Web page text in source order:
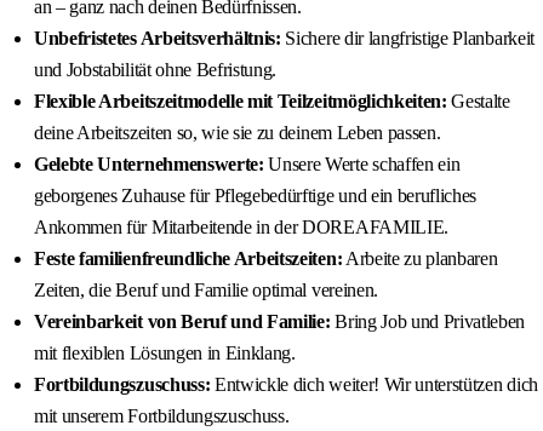
an – ganz nach deinen Bedürfnissen.
Unbefristetes Arbeitsverhältnis: Sichere dir langfristige Planbarkeit
und Jobstabilität ohne Befristung.
Flexible Arbeitszeitmodelle mit Teilzeitmöglichkeiten: Gestalte
deine Arbeitszeiten so, wie sie zu deinem Leben passen.
Gelebte Unternehmenswerte: Unsere Werte schaffen ein
geborgenes Zuhause für Pflegebedürftige und ein berufliches
Ankommen für Mitarbeitende in der DOREAFAMILIE.
Feste familienfreundliche Arbeitszeiten: Arbeite zu planbaren
Zeiten, die Beruf und Familie optimal vereinen.
Vereinbarkeit von Beruf und Familie: Bring Job und Privatleben
mit flexiblen Lösungen in Einklang.
Fortbildungszuschuss: Entwickle dich weiter! Wir unterstützen dich
mit unserem Fortbildungszuschuss.